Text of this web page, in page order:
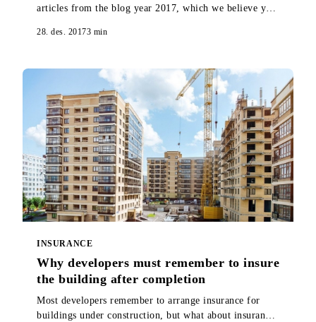
articles from the blog year 2017, which we believe you
were published.
28. des. 20173 min
INSURANCE
Why developers must remember to insure
the building after completion
Most developers remember to arrange insurance for
buildings under construction, but what about insurance